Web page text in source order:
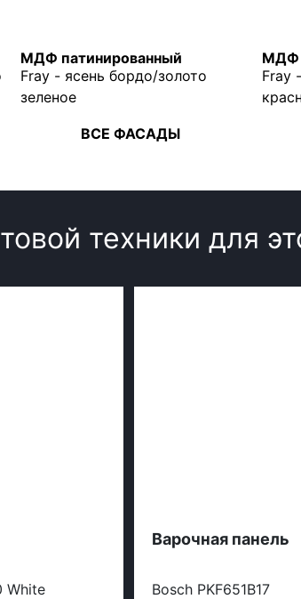
МДФ патинированный
Fray - ясень бордо/золото
зеленое
МДФ
Fray
ВСЕ ФАСАДЫ
техники для
White
Варочная панель
Bosch PKF651B17